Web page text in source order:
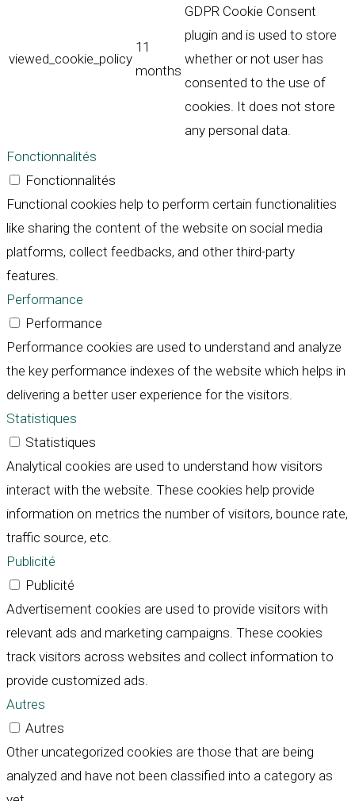
viewed_cookie_policy
11
months
GDPR Cookie Consent
plugin and is used to store
whether or not user has
consented to the use of
cookies. It does not store
any personal data.
Fonctionnalités
Fonctionnalités
Functional cookies help to perform certain functionalities
like sharing the content of the website on social media
platforms, collect feedbacks, and other third-party
features.
Performance
Performance
Performance cookies are used to understand and analyze
the key performance indexes of the website which helps in
delivering a better user experience for the visitors.
Statistiques
Statistiques
Analytical cookies are used to understand how visitors
interact with the website. These cookies help provide
information on metrics the number of visitors, bounce rate,
traffic source, etc.
Publicité
Publicité
Advertisement cookies are used to provide visitors with
relevant ads and marketing campaigns. These cookies
track visitors across websites and collect information to
provide customized ads.
Autres
Autres
Other uncategorized cookies are those that are being
analyzed and have not been classified into a category as